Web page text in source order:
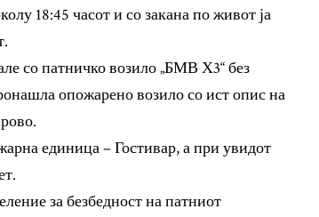
18:45 часот и со закана по живот ја
со патничко возило „БМВ Х3“ без
опожарено возило со ист опис на
единица – Гостивар, а при увидот
за безбедност на патниот